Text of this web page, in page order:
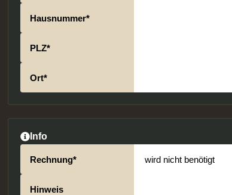
Hausnummer*
PLZ*
Ort*
Info
Rechnung*
Hinweis